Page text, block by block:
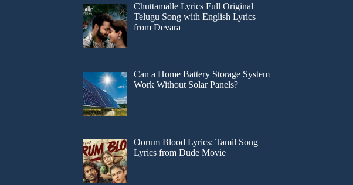
Chuttamalle Lyrics Full Original
Telugu Song with English Lyrics
from Devara
Can a Home Battery Storage System
Work Without Solar Panels?
Oorum Blood Lyrics: Tamil Song
Lyrics from Dude Movie